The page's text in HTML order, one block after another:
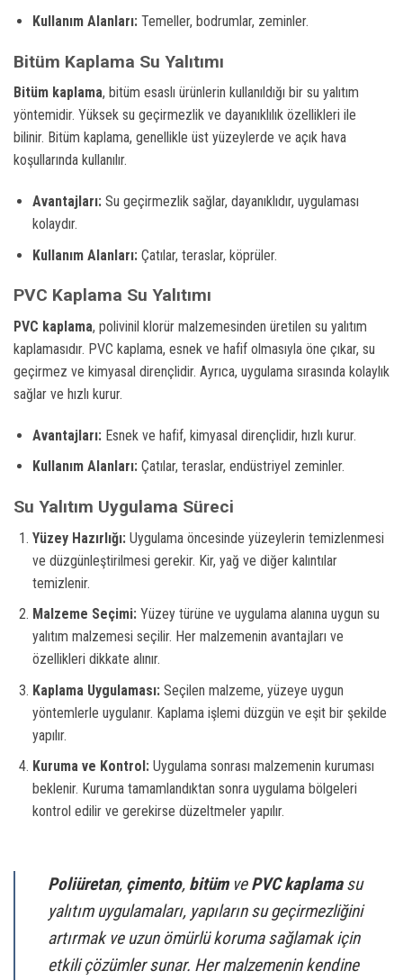
Kullanım Alanları:Temeller, bodrumlar, zeminler.
Bitüm Kaplama Su Yalıtımı
Bitüm kaplama, bitüm esaslı ürünlerin kullanıldığı bir su yalıtım
yöntemidir. Yüksek su geçirmezlik ve dayanıklılık özellikleri ile
bilinir. Bitüm kaplama, genellikle üst yüzeylerde ve açık hava
koşullarında kullanılır.
Avantajları:Su geçirmezlik sağlar, dayanıklıdır, uygulaması
kolaydır.
Kullanım Alanları:Çatılar, teraslar, köprüler.
PVC Kaplama Su Yalıtımı
PVC kaplama, polivinil klorür malzemesinden üretilen su yalıtım
kaplamasıdır. PVC kaplama, esnek ve hafif olmasıyla öne çıkar, su
geçirmez ve kimyasal dirençlidir. Ayrıca, uygulama sırasında kolaylık
sağlar ve hızlı kurur.
Avantajları:Esnek ve hafif, kimyasal dirençlidir, hızlı kurur.
Kullanım Alanları:Çatılar, teraslar, endüstriyel zeminler.
Su Yalıtım Uygulama Süreci
Yüzey Hazırlığı:Uygulama öncesinde yüzeylerin temizlenmesi
ve düzgünleştirilmesi gerekir. Kir, yağ ve diğer kalıntılar
temizlenir.
Malzeme Seçimi:Yüzey türüne ve uygulama alanına uygun su
yalıtım malzemesi seçilir. Her malzemenin avantajları ve
özellikleri dikkate alınır.
Kaplama Uygulaması:Seçilen malzeme, yüzeye uygun
yöntemlerle uygulanır. Kaplama işlemi düzgün ve eşit bir şekilde
yapılır.
Kuruma ve Kontrol:Uygulama sonrası malzemenin kuruması
beklenir. Kuruma tamamlandıktan sonra uygulama bölgeleri
kontrol edilir ve gerekirse düzeltmeler yapılır.
Poliüretan, çimento, bitümvePVC kaplamasu
yalıtım uygulamaları, yapıların su geçirmezliğini
artırmak ve uzun ömürlü koruma sağlamak için
etkili çözümler sunar. Her malzemenin kendine